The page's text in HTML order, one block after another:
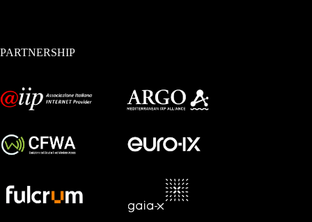
PARTNERSHIP